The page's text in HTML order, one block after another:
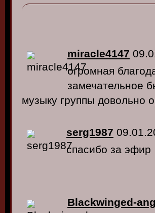
miracle4147
огромная
замечательное
музыку группы довольно
serg1987
спасибо за эфир
Blackwinged-